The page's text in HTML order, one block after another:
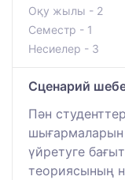
Оқу жылы - 2
Семестр - 1
Несиелер - 3
Сценарий
Пән
шығармаларын
үйретуге
теориясының